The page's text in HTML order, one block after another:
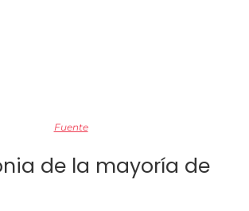
Fuente
de la mayoría de